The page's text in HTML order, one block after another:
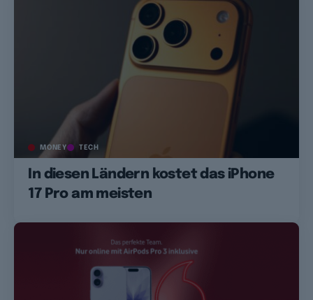
MONEY TECH
In diesen Ländern kostet das iPhone
17 Pro am meisten